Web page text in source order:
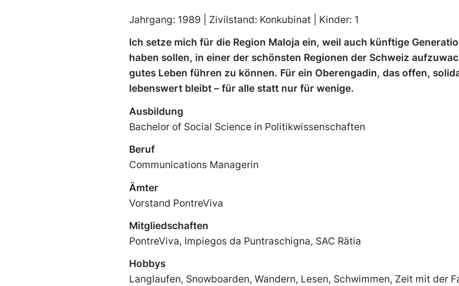
Jahrgang: 1989 | Zivilstand: Konkubinat | Kinder: 1
Ich setze mich für die Region Maloja ein, weil auch künftige
haben sollen, in einer der schönsten Regionen der Schweiz
gutes Leben führen zu können. Für ein Oberengadin, das offen,
lebenswert bleibt – für alle statt nur für wenige.
Ausbildung
Bachelor of Social Science in Politikwissenschaften
Beruf
Communications Managerin
Ämter
Vorstand PontreViva
Mitgliedschaften
PontreViva, Impiegos da Puntraschigna, SAC Rätia
Hobbys
Langlaufen, Snowboarden, Wandern, Lesen, Schwimmen, Zeit mit der